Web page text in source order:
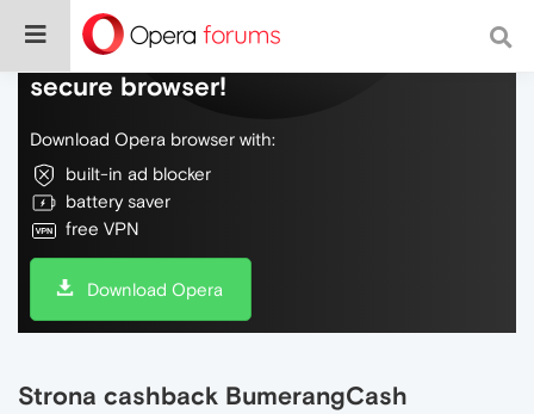
Do more on the web, with a fast and
secure browser!
Download Opera browser with:
built-in ad blocker
battery saver
free VPN
Download Opera
Strona cashback BumerangCash